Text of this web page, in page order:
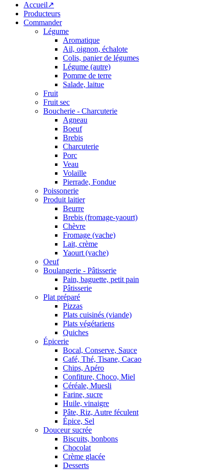
Accueil↗
Producteurs
Commander
Légume
Aromatique
Ail, oignon, échalote
Colis, panier de légumes
Légume (autre)
Pomme de terre
Salade, laitue
Fruit
Fruit sec
Boucherie - Charcuterie
Agneau
Boeuf
Brebis
Charcuterie
Porc
Veau
Volaille
Pierrade, Fondue
Poissonerie
Produit laitier
Beurre
Brebis (fromage-yaourt)
Chèvre
Fromage (vache)
Lait, crème
Yaourt (vache)
Oeuf
Boulangerie - Pâtisserie
Pain, baguette, petit pain
Pâtisserie
Plat préparé
Pizzas
Plats cuisinés (viande)
Plats végétariens
Quiches
Épicerie
Bocal, Conserve, Sauce
Café, Thé, Tisane, Cacao
Chips, Apéro
Confiture, Choco, Miel
Céréale, Muesli
Farine, sucre
Huile, vinaigre
Pâte, Riz, Autre féculent
Épice, Sel
Douceur sucrée
Biscuits, bonbons
Chocolat
Crème glacée
Desserts